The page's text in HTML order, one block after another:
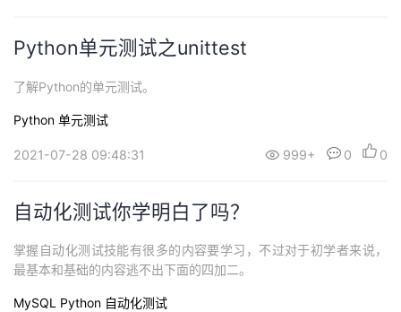
Python单元测试之unittest
了解Python的单元测试。
Python 单元测试
2021-07-28 09:48:31 999+ 0 0
自动化测试你学明白了吗？
掌握自动化测试技能有很多的内容要学习，不过对于初学者来说，
最基本和基础的内容逃不出下面的四加二。
MySQL Python 自动化测试